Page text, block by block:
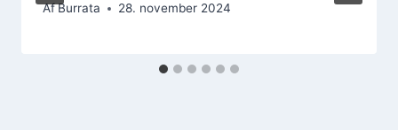
AfBurrata 28. november 2024